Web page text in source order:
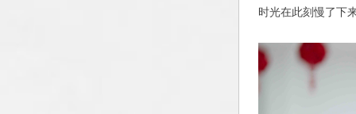
时光在此刻慢了下